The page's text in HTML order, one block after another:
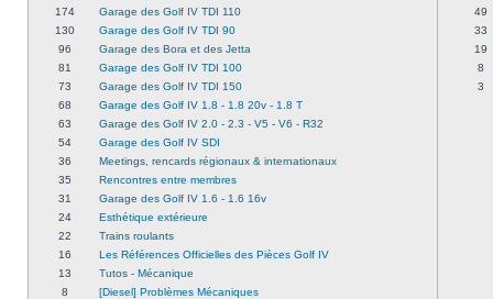
174
Garage des Golf IV TDI 110
130
Garage des Golf IV TDI 90
96
Garage des Bora et des Jetta
81
Garage des Golf IV TDI 100
73
Garage des Golf IV TDI 150
68
Garage des Golf IV 1.8 - 1.8 20v - 1.8 T
63
Garage des Golf IV 2.0 - 2.3 - V5 - V6 - R32
54
Garage des Golf IV SDI
36
Meetings, rencards régionaux & internationaux
35
Rencontres entre membres
31
Garage des Golf IV 1.6 - 1.6 16v
24
Esthétique extérieure
22
Trains roulants
16
Les Références Officielles des Pièces Golf IV
13
Tutos - Mécanique
8
[Diesel] Problèmes Mécaniques
49
33
19
8
3